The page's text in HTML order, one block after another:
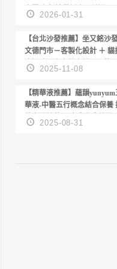
套服務 新娘備婚省心首選！
2026-01-31
【台北沙發推薦】坐又銘沙
文德門市－客製化設計 ＋ 貓
磨好清潔｜直營直銷、價格
高CP值打造夢想居家風格
2025-11-08
【精華液推薦】蘊韻
華液-中醫五行概念結合保養
的專屬精華！ 水㊀土㊀就選
賦精華」維持肌膚剛剛好的平
2025-08-31